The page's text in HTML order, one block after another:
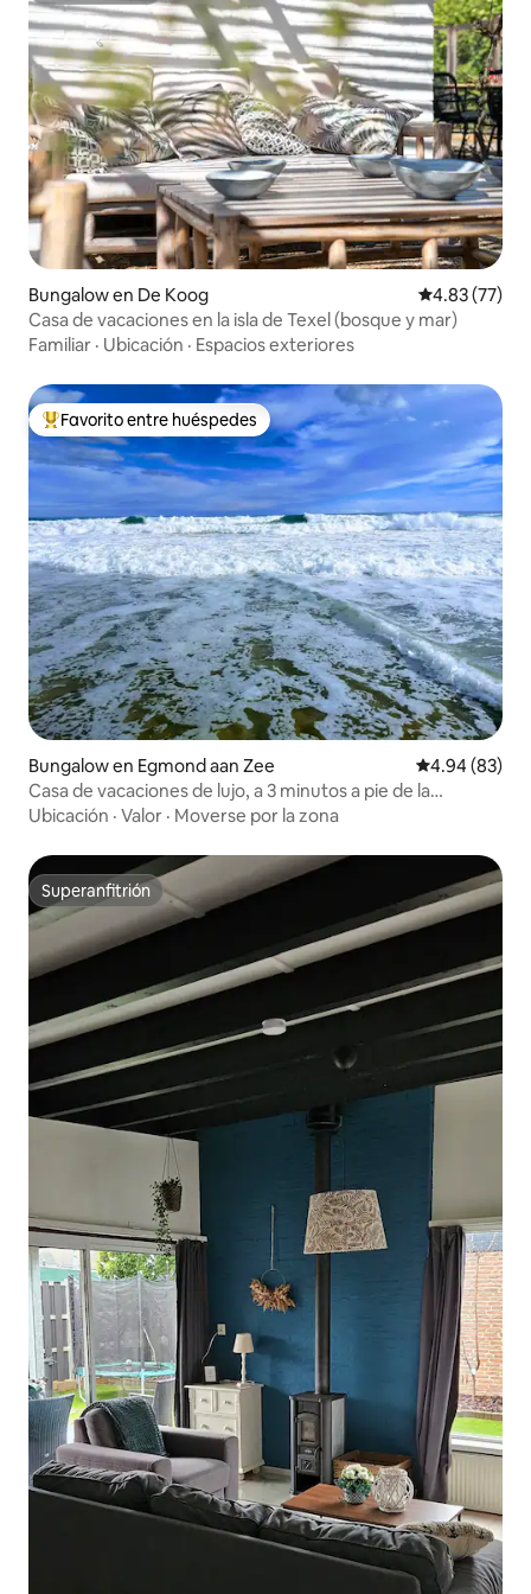
Bungalow en De Koog Calificación
4.83 (77)
Casa de vacaciones en la isla de Texel (bosque y mar)
Familiar · Ubicación · Espacios exteriores
De los mejores en Favorito entre huéspedes
Favorito entre huéspedes
Bungalow en Egmond aan Zee Calificación
4.94 (83)
Casa de vacaciones de lujo, a 3 minutos a pie de la
playa/dunas
Ubicación · Valor · Moverse por la zona
Superanfitrión
Superanfitrión